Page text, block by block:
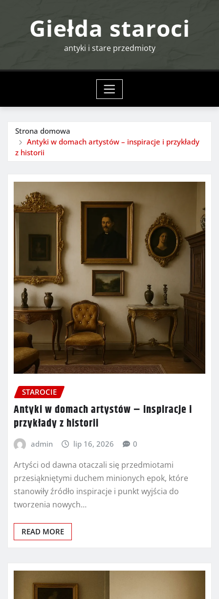
Giełda staroci
antyki i stare przedmioty
Strona domowa
Antyki w domach artystów – inspiracje i przykłady
z historii
STAROCIE
Antyki w domach artystów – inspiracje i
przykłady z historii
admin lip 16, 2026 0
Artyści od dawna otaczali się przedmiotami
przesiąkniętymi duchem minionych epok, które
stanowiły źródło inspiracje i punkt wyjścia do
tworzenia nowych…
READ MORE